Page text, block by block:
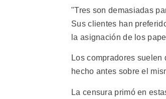
"Tres son demasiadas
Sus clientes han
la asignación de los
Los compradores
hecho antes sobre el
La censura primó en